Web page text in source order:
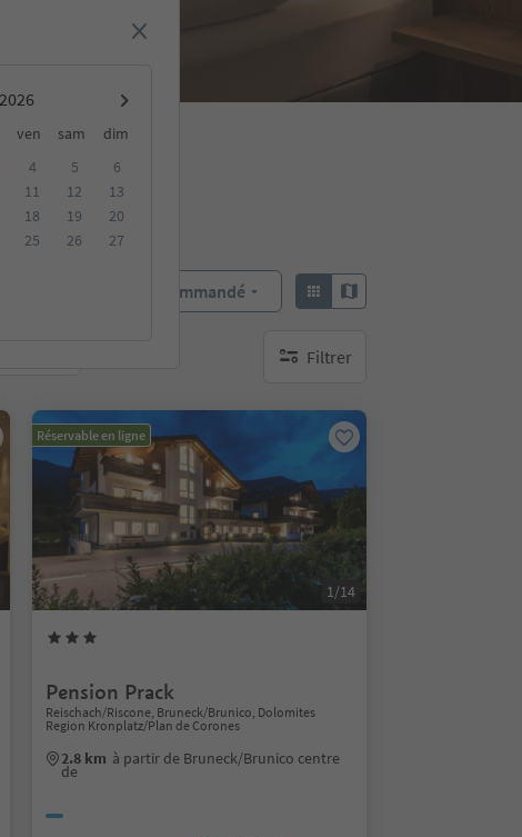
ven sam
dim
4 5
6
11 12
13
18 19
20
25 26
27
Recommandé
Filtrer
aucun filtre actif
Réservable en ligne
1/14
Pension Prack
Reischach/Riscone, Bruneck/Brunico, Dolomites
Region Kronplatz/Plan de Corones
2.8 km à partir de Bruneck/Brunico centre
de